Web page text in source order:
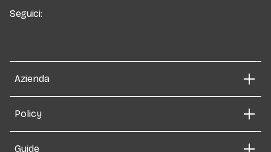
Seguici:
Azienda
Policy
Guide